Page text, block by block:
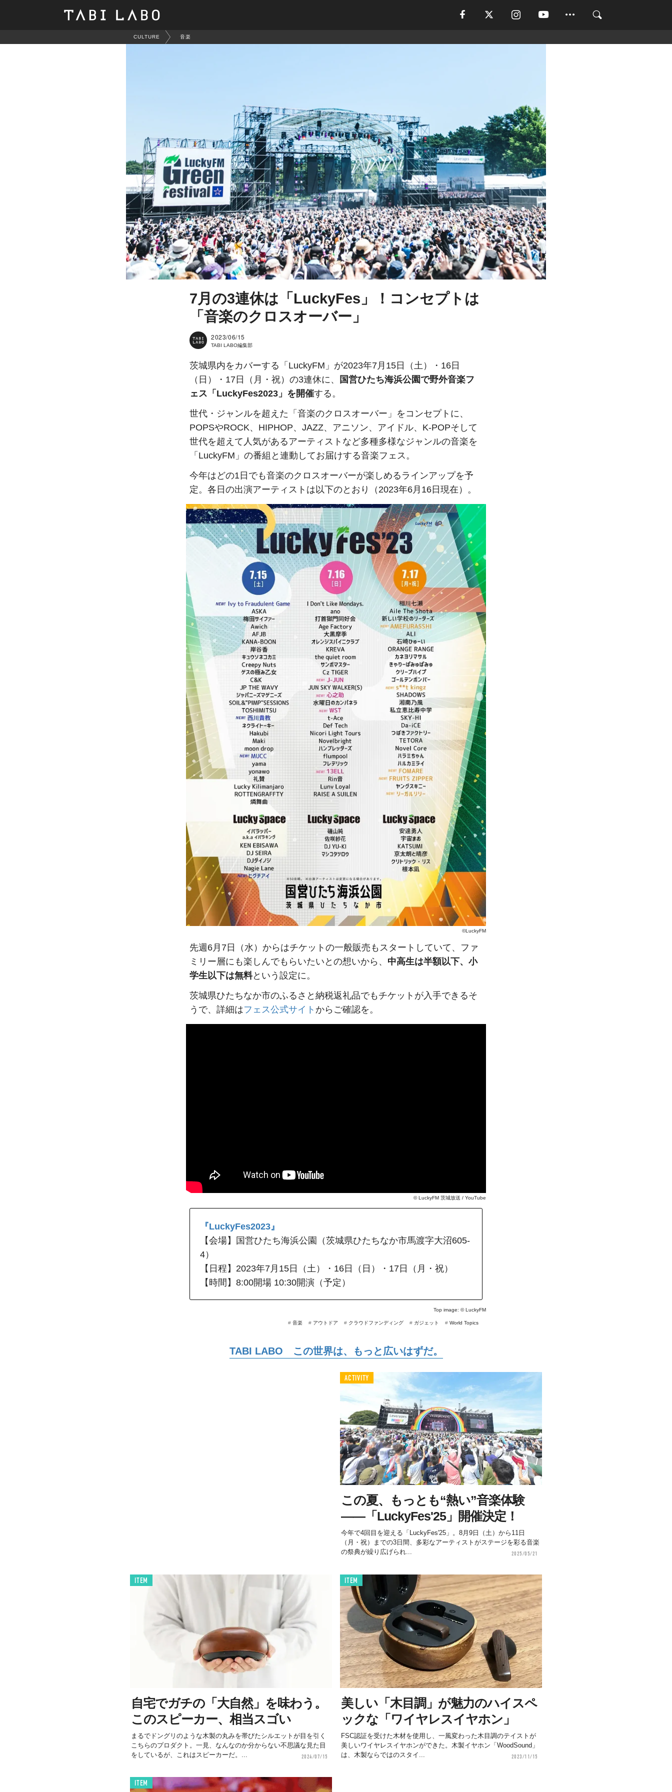
CULTURE 音楽
7月の3連休は「LuckyFes」！コンセプトは
「音楽のクロスオーバー」
2023/06/15
TABI LABO編集部
茨城県内をカバーする「LuckyFM」が2023年7月15日（土）・16日
（日）・17日（月・祝）の3連休に、
国営ひたち海浜公園で野外音楽フ
ェス「LuckyFes2023」を開催する。
世代・ジャンルを超えた「音楽のクロスオーバー」をコンセプトに、
POPSやROCK、HIPHOP、JAZZ、アニソン、アイドル、K-POPそして
世代を超えて人気があるアーティストなど多種多様なジャンルの音楽を
「LuckyFM」の番組と連動してお届けする音楽フェス。
今年はどの1日でも音楽のクロスオーバーが楽しめるラインアップを予
定。各日の出演アーティストは以下のとおり（2023年6月16日現在）。
©LuckyFM
先週6月7日（水）からはチケットの一般販売もスタートしていて、ファ
ミリー層にも楽しんでもらいたいとの想いから、 中高生は半額以下、小
学生以下は無料という設定に。
茨城県ひたちなか市のふるさと納税返礼品でもチケットが入手できるそ
うで、詳細はフェス公式サイト からご確認を。
©LuckyFM 茨城放送 / YouTube
『LuckyFes2023』
【会場】国営ひたち海浜公園（茨城県ひたちなか市馬渡字大沼605-
4）
【日程】2023年7月15日（土）・16日（日）・17日（月・祝）
【時間】8:00開場 10:30開演（予定）
Top image: ©LuckyFM
# World Topics
# ガジェット
# クラウドファンディング
# アウトドア
# 音楽
TABI LABO この世界は、もっと広いはずだ。
ACTIVITY
この夏、もっとも“熱い”音楽体験
――「LuckyFes'25」開催決定！
今年で4回目を迎える「LuckyFes'25」。8月9日（土）から11日
（月・祝）までの3日間、多彩なアーティストがステージを彩る音楽
の祭典が繰り広げられ...
2025/05/21
ITEM
自宅でガチの「大自然」を味わう。
このスピーカー、相当スゴい
まるでドングリのような木製の丸みを帯びたシルエットが目を引く
こちらのプロダクト。一見、なんなのか分からない不思議な見た目
をしているが、これはスピーカーだ。...
2024/07/15
ITEM
美しい「木目調」が魅力のハイスペ
ックな「ワイヤレスイヤホン」
FSC認証を受けた木材を使用し、一風変わった木目調のテイストが
美しいワイヤレスイヤホンができた。木製イヤホン「WoodSound」
は、木製ならではのスタイ...
2023/11/15
ITEM